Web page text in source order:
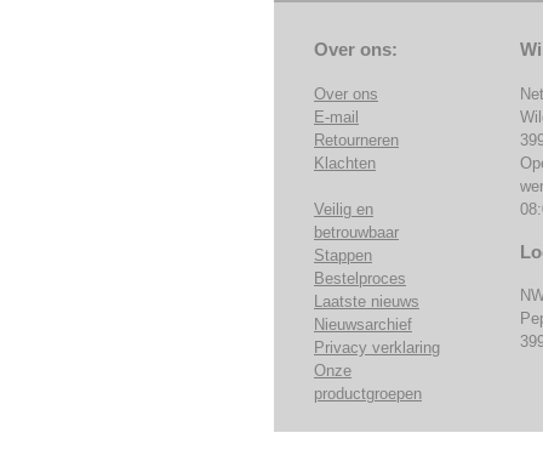
Over ons:
Over ons
E-mail
Retourneren
Klachten
Veilig en
betrouwbaar
Stappen
Bestelproces
Laatste nieuws
Nieuwsarchief
Privacy verklaring
Onze
productgroepen